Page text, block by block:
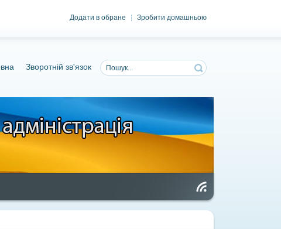
Зробити домашньою
Додати в обране
Зворотній зв'язок
та
нн